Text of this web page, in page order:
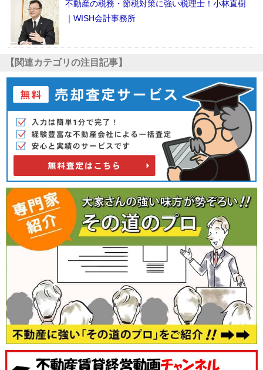
不動産の税務・節税対策に強い税理士！小林直樹
｜WISH会計事務所
【関連カテゴリの注目記事】